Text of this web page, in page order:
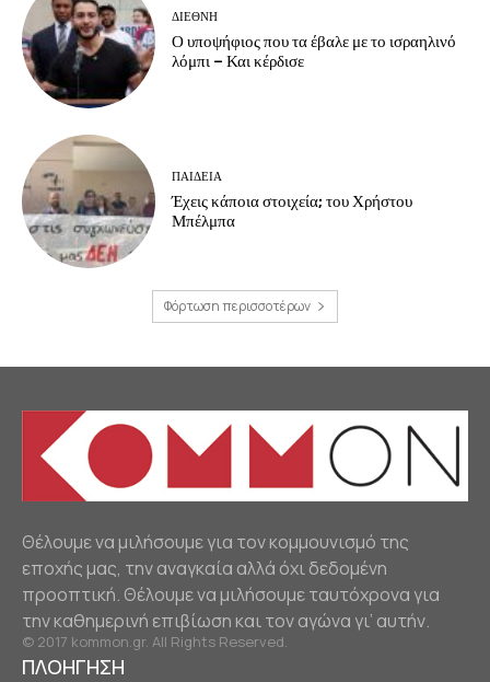
ΔΙΕΘΝΗ
Ο υποψήφιος που τα έβαλε με το ισραηλινό
λόμπι – Και κέρδισε
ΠΑΙΔΕΙΑ
Έχεις κάποια στοιχεία; του Χρήστου
Μπέλμπα
Φόρτωση περισσοτέρων
Θέλουμε να μιλήσουμε για τον κομμουνισμό της
εποχής μας, την αναγκαία αλλά όχι δεδομένη
προοπτική. Θέλουμε να μιλήσουμε ταυτόχρονα για
την καθημερινή επιβίωση και τον αγώνα γι’ αυτήν.
© 2017 kommon.gr. All Rights Reserved.
ΠΛΟΗΓΗΣΗ